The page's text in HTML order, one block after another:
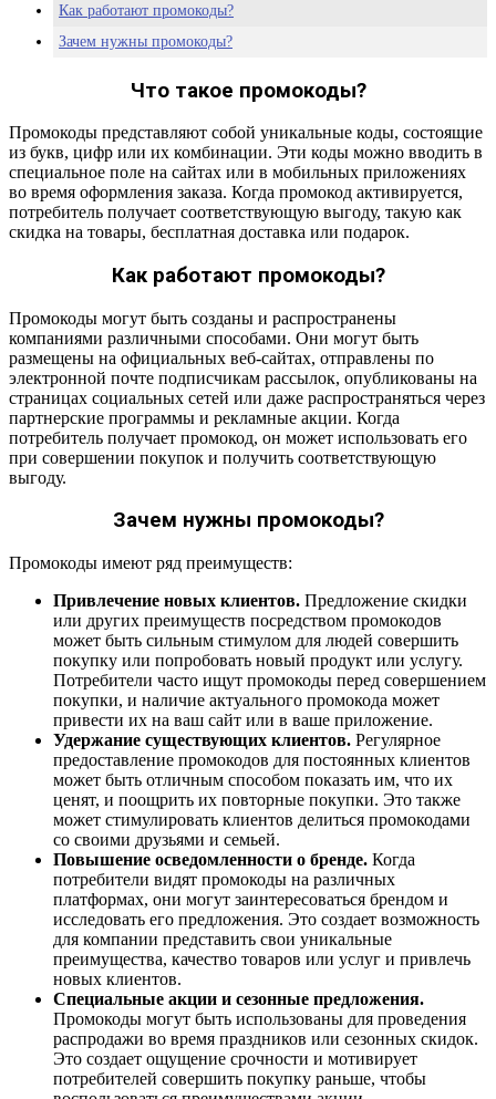
Как работают промокоды?
Зачем нужны промокоды?
Что такое промокоды?
Промокоды представляют собой уникальные коды, состоящие
из букв, цифр или их комбинации. Эти коды можно вводить в
специальное поле на сайтах или в мобильных приложениях
во время оформления заказа. Когда промокод активируется,
потребитель получает соответствующую выгоду, такую как
скидка на товары, бесплатная доставка или подарок.
Как работают промокоды?
Промокоды могут быть созданы и распространены
компаниями различными способами. Они могут быть
размещены на официальных веб-сайтах, отправлены по
электронной почте подписчикам рассылок, опубликованы на
страницах социальных сетей или даже распространяться через
партнерские программы и рекламные акции. Когда
потребитель получает промокод, он может использовать его
при совершении покупок и получить соответствующую
выгоду.
Зачем нужны промокоды?
Промокоды имеют ряд преимуществ:
Привлечение новых клиентов. Предложение скидки
или других преимуществ посредством промокодов
может быть сильным стимулом для людей совершить
покупку или попробовать новый продукт или услугу.
Потребители часто ищут промокоды перед совершением
покупки, и наличие актуального промокода может
привести их на ваш сайт или в ваше приложение.
Удержание существующих клиентов. Регулярное
предоставление промокодов для постоянных клиентов
может быть отличным способом показать им, что их
ценят, и поощрить их повторные покупки. Это также
может стимулировать клиентов делиться промокодами
со своими друзьями и семьей.
Повышение осведомленности о бренде. Когда
потребители видят промокоды на различных
платформах, они могут заинтересоваться брендом и
исследовать его предложения. Это создает возможность
для компании представить свои уникальные
преимущества, качество товаров или услуг и привлечь
новых клиентов.
Специальные акции и сезонные предложения.
Промокоды могут быть использованы для проведения
распродажи во время праздников или сезонных скидок.
Это создает ощущение срочности и мотивирует
потребителей совершить покупку раньше, чтобы